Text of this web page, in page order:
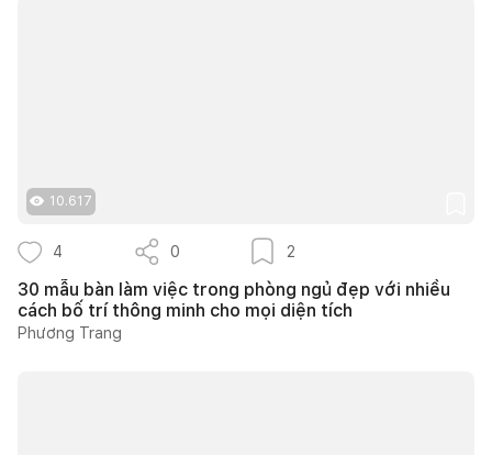
10.617
4 0 2
30 mẫu bàn làm việc trong phòng ngủ đẹp với nhiều
cách bố trí thông minh cho mọi diện tích
Phương Trang